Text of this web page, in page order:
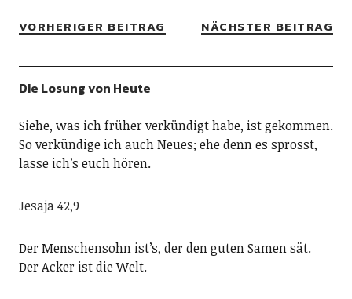
VORHERIGER BEITRAG NÄCHSTER BEITRAG
Die Losung von Heute
Siehe, was ich früher verkündigt habe, ist gekommen.
So verkündige ich auch Neues; ehe denn es sprosst,
lasse ich’s euch hören.
Jesaja 42,9
Der Menschensohn ist’s, der den guten Samen sät.
Der Acker ist die Welt.